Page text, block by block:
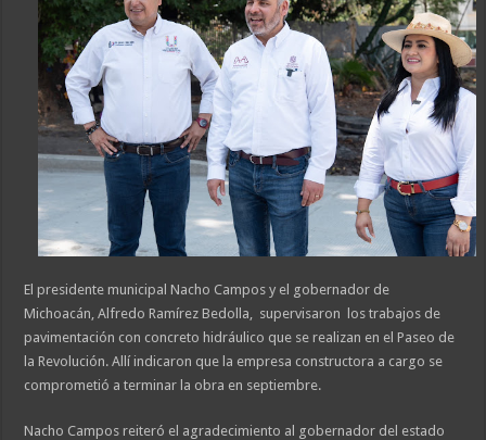
El presidente municipal Nacho Campos y el gobernador de
Michoacán, Alfredo Ramírez Bedolla, supervisaron los trabajos de
pavimentación con concreto hidráulico que se realizan en el Paseo de
la Revolución. Allí indicaron que la empresa constructora a cargo se
comprometió a terminar la obra en septiembre.
Nacho Campos reiteró el agradecimiento al gobernador del estado